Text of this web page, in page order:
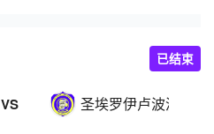
VS 圣埃罗伊卢波波
已结束